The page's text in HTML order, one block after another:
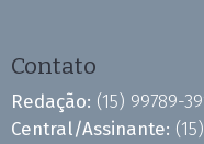
Contato
Redação: (15) 99789-
Central/Assinante: